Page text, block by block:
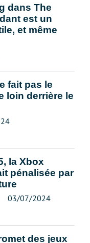
dans The
est un
et même
fait pas le
loin derrière le
la Xbox
pénalisée par
03/07/2024
des jeux